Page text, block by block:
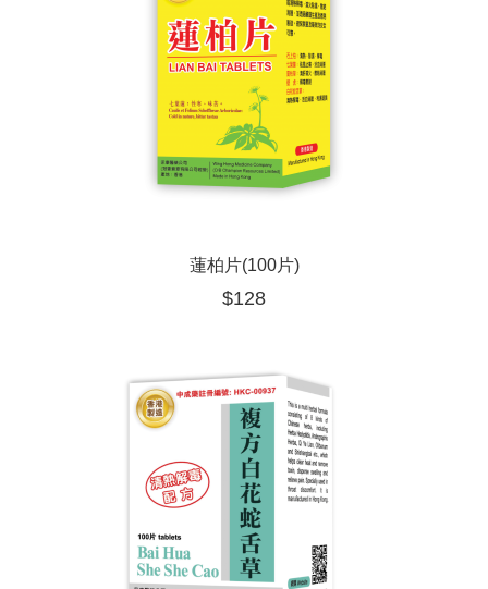
蓮柏片(100片)
$128